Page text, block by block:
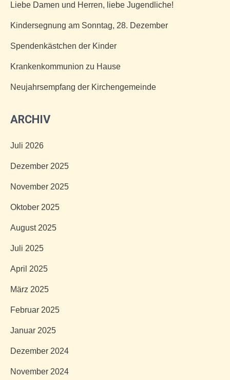
Liebe Damen und Herren, liebe Jugendliche!
Kindersegnung am Sonntag, 28. Dezember
Spendenkästchen der Kinder
Krankenkommunion zu Hause
Neujahrsempfang der Kirchengemeinde
ARCHIV
Juli 2026
Dezember 2025
November 2025
Oktober 2025
August 2025
Juli 2025
April 2025
März 2025
Februar 2025
Januar 2025
Dezember 2024
November 2024